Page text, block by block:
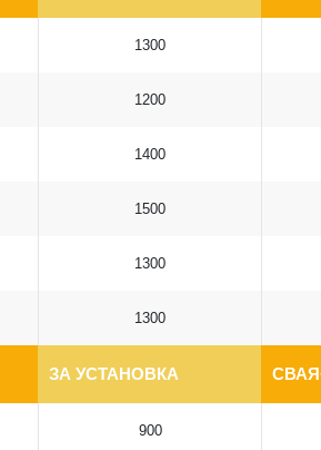
1300
1200
1400
1500
1300
1300
ЗА УСТАНОВКА
900